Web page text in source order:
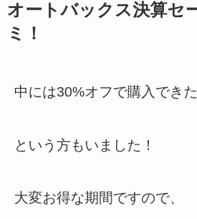
オートバックス決算セ
ミ！
中には30%オフで購入できた
という方もいました！
大変お得な期間ですので、